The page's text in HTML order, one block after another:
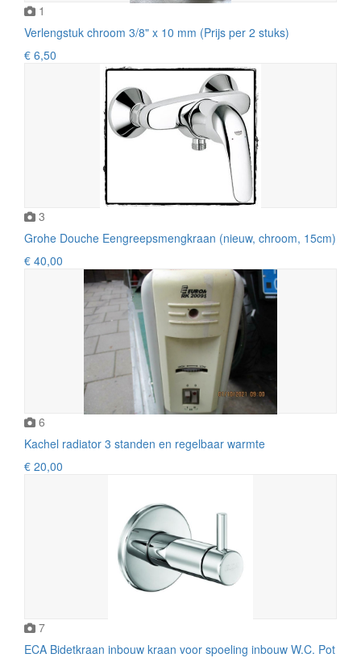
1
Verlengstuk chroom 3/8" x 10 mm (Prijs per 2 stuks)
€ 6,50
3
Grohe Douche Eengreepsmengkraan (nieuw, chroom, 15cm)
€ 40,00
6
Kachel radiator 3 standen en regelbaar warmte
€ 20,00
7
ECA Bidetkraan inbouw kraan voor spoeling inbouw W.C. Pot